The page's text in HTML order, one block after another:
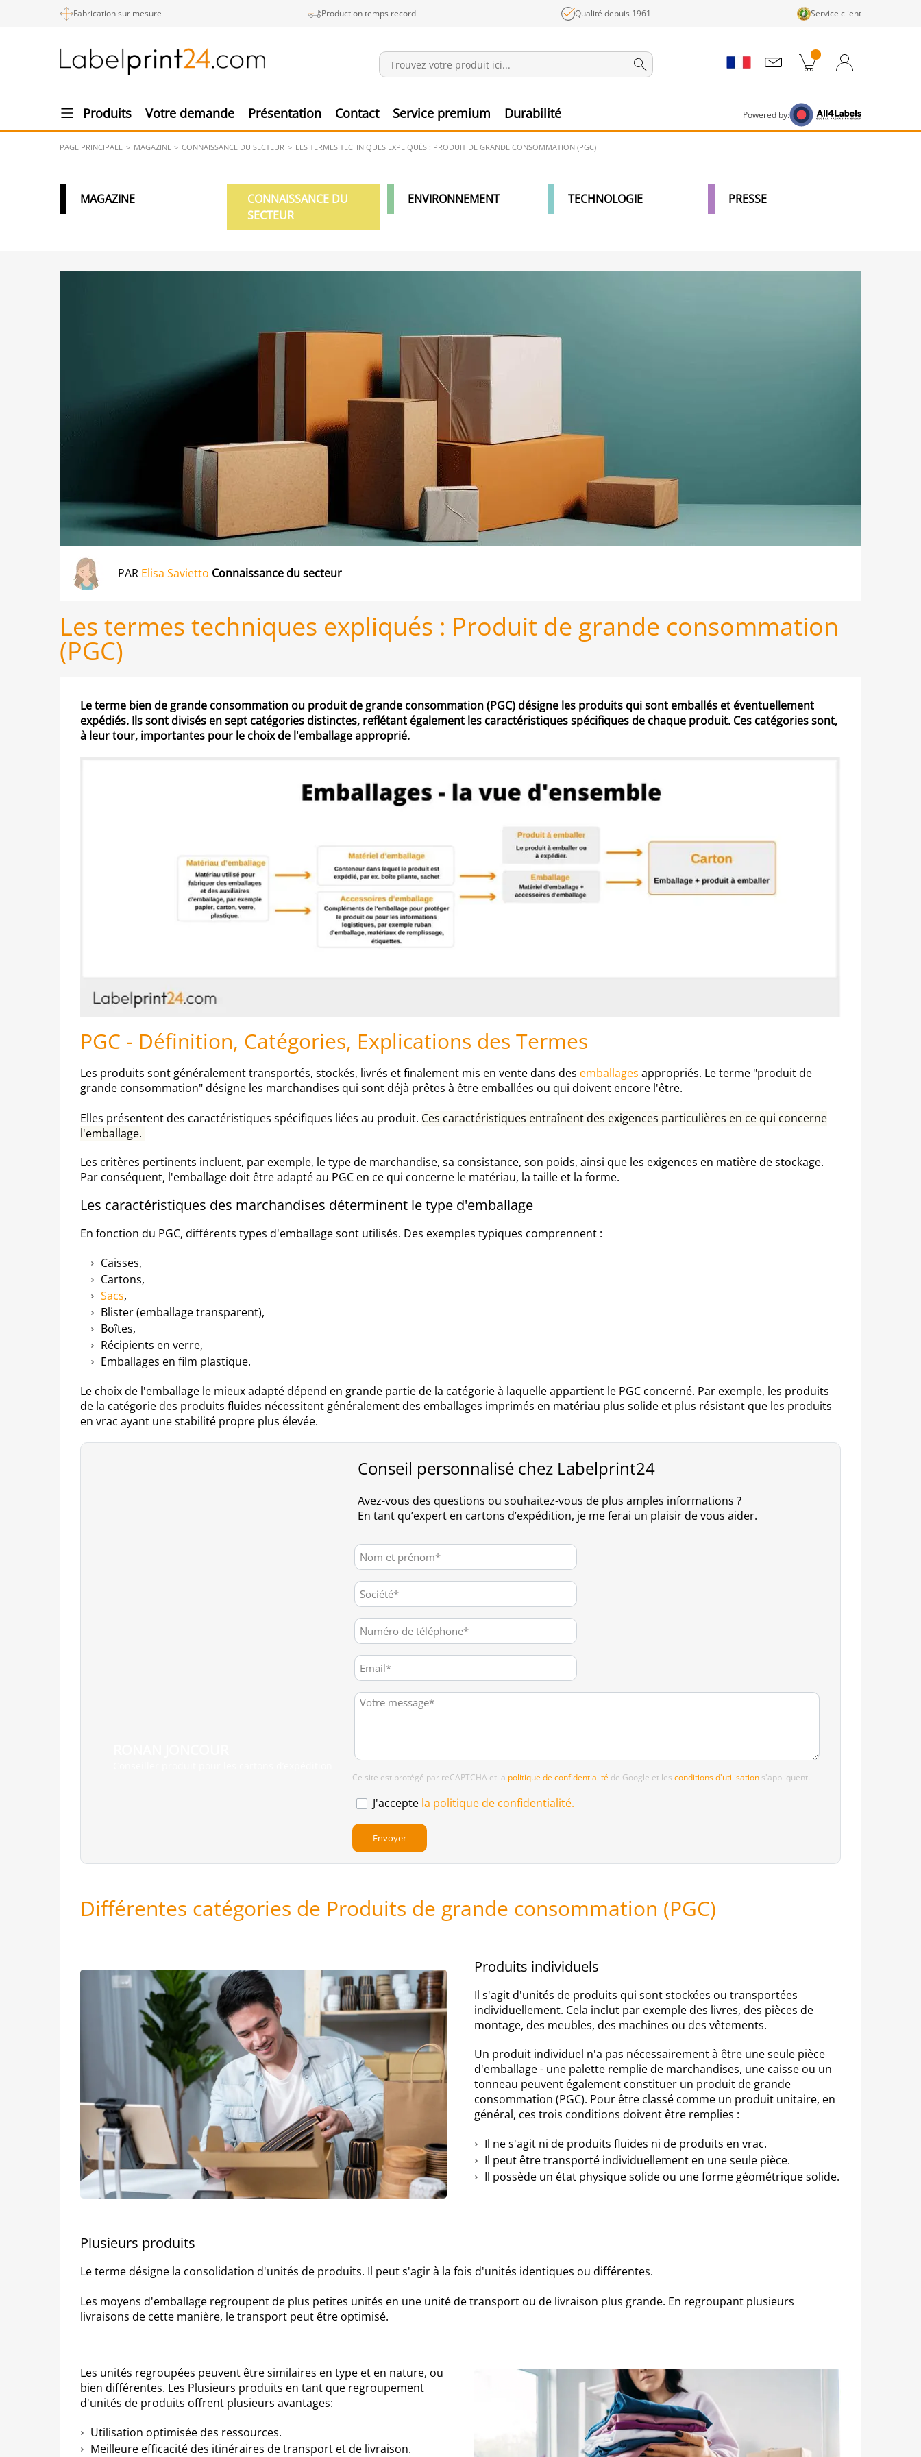
Fabrication sur mesure Production temps record Qualité depuis 1961 Service client
Produits Votre demande Présentation Contact Service premium Durabilité Powered by:
PAGE PRINCIPALE MAGAZINE CONNAISSANCE DU SECTEUR LES TERMES TECHNIQUES EXPLIQUÉS : PRODUIT DE GRANDE CONSOMMATION (PGC)
MAGAZINE
CONNAISSANCE DU
SECTEUR
ENVIRONNEMENT TECHNOLOGIE PRESSE
PAR Elisa Savietto Connaissance du secteur
Les termes techniques expliqués : Produit de grande consommation
(PGC)
Le terme bien de grande consommation ou produit de grande consommation (PGC) désigne les produits qui sont emballés et éventuellement
expédiés. Ils sont divisés en sept catégories distinctes, reflétant également les caractéristiques spécifiques de chaque produit. Ces catégories sont,
à leur tour, importantes pour le choix de l'emballage approprié.
PGC - Définition, Catégories, Explications des Termes
Les produits sont généralement transportés, stockés, livrés et finalement mis en vente dans des emballages appropriés. Le terme "produit de
grande consommation" désigne les marchandises qui sont déjà prêtes à être emballées ou qui doivent encore l'être.
Elles présentent des caractéristiques spécifiques liées au produit. Ces caractéristiques entraînent des exigences particulières en ce qui concerne
l'emballage.
Les critères pertinents incluent, par exemple, le type de marchandise, sa consistance, son poids, ainsi que les exigences en matière de stockage.
Par conséquent, l'emballage doit être adapté au PGC en ce qui concerne le matériau, la taille et la forme.
Les caractéristiques des marchandises déterminent le type d'emballage
En fonction du PGC, différents types d'emballage sont utilisés. Des exemples typiques comprennent :
Caisses,
Cartons,
Sacs,
Blister (emballage transparent),
Boîtes,
Récipients en verre,
Emballages en film plastique.
Le choix de l'emballage le mieux adapté dépend en grande partie de la catégorie à laquelle appartient le PGC concerné. Par exemple, les produits
de la catégorie des produits fluides nécessitent généralement des emballages imprimés en matériau plus solide et plus résistant que les produits
en vrac ayant une stabilité propre plus élevée.
Conseil personnalisé chez Labelprint24
Avez-vous des questions ou souhaitez-vous de plus amples informations ?
En tant qu’expert en cartons d’expédition, je me ferai un plaisir de vous aider.
Ce site est protégé par reCAPTCHA et la politique de confidentialité de Google et lesconditions d'utilisation s'appliquent.
J'accepte la politique de confidentialité.
Différentes catégories de Produits de grande consommation (PGC)
Produits individuels
Il s'agit d'unités de produits qui sont stockées ou transportées
individuellement. Cela inclut par exemple des livres, des pièces de
montage, des meubles, des machines ou des vêtements.
Un produit individuel n'a pas nécessairement à être une seule pièce
d'emballage - une palette remplie de marchandises, une caisse ou un
tonneau peuvent également constituer un produit de grande
consommation (PGC). Pour être classé comme un produit unitaire, en
général, ces trois conditions doivent être remplies :
Il ne s'agit ni de produits fluides ni de produits en vrac.
Il peut être transporté individuellement en une seule pièce.
Il possède un état physique solide ou une forme géométrique solide.
Plusieurs produits
Le terme désigne la consolidation d'unités de produits. Il peut s'agir à la fois d'unités identiques ou différentes.
Les moyens d'emballage regroupent de plus petites unités en une unité de transport ou de livraison plus grande. En regroupant plusieurs
livraisons de cette manière, le transport peut être optimisé.
Les unités regroupées peuvent être similaires en type et en nature, ou
bien différentes. Les Plusieurs produits en tant que regroupement
d'unités de produits offrent plusieurs avantages:
Utilisation optimisée des ressources.
Meilleure efficacité des itinéraires de transport et de livraison.